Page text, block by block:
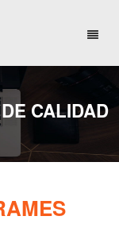
CALIDAD